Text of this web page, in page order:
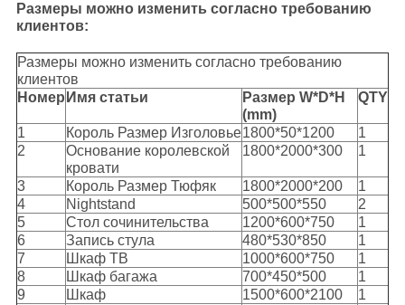
Размеры можно изменить согласно требованию
клиентов:
Размеры можно изменить согласно требованию
клиентов
Номер Имя статьи
Размер W*D*H
(mm)
QTY
1 Король Размер Изголовье1800*50*1200
1
2
Основание королевской
кровати
1800*2000*300 1
3 Король Размер Тюфяк 1800*2000*200
1
4
Nightstand 500*500*550
2
5
Стол сочинительства 1200*600*750
1
6
Запись стула 480*530*850
1
7
Шкаф ТВ 1000*600*750
1
8
Шкаф багажа 700*450*500
1
9
Шкаф 1500*600*2100 1